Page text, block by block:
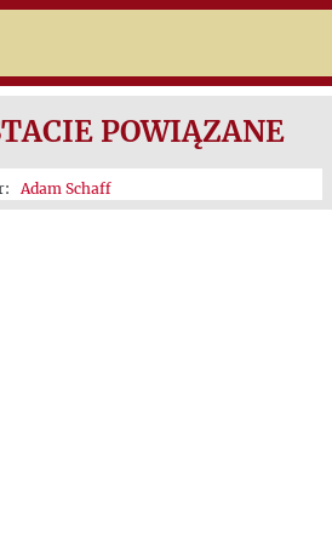
POWIĄZANE
Adam Schaff